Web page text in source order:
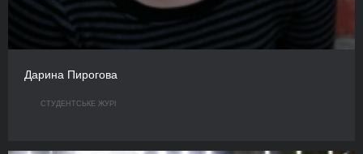
Дарина Пирогова
СТУДЕНТСЬКЕ ЖУРІ